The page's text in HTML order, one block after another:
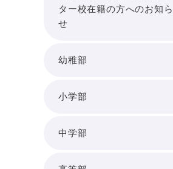
ター校在籍の方へのお知ら
せ
幼稚部
小学部
中学部